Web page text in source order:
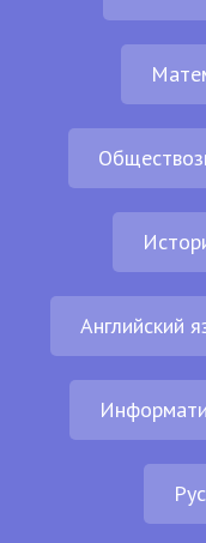
Английский